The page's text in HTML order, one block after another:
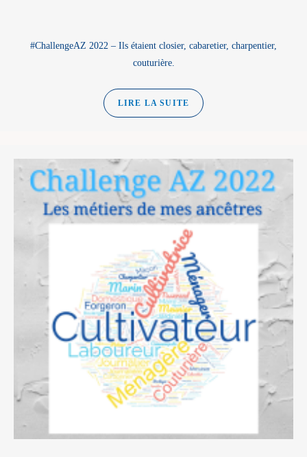
#ChallengeAZ 2022 – Ils étaient closier, cabaretier, charpentier,
couturière.
LIRE LA SUITE